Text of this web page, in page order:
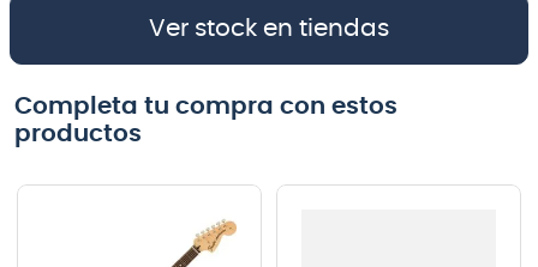
Ver stock en tiendas
Completa tu compra con estos
productos